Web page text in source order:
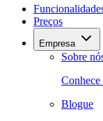
Preços
Empresa
Sobre
Conhece
Blogue